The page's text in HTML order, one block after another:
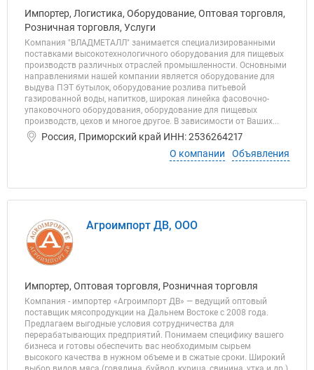
Импортер, Логистика, Оборудование, Оптовая торговля,
Розничная торговля, Услуги
Компания "ВЛАДМЕТАЛЛ" занимается специализированными
поставками высокотехнологичного оборудования для пищевых
производств различных отраслей промышленности. Основными
направлениями нашей компании является оборудование для
выдува ПЭТ бутылок, оборудование розлива питьевой
газированной воды, напитков, широкая линейка фасовочно-
упаковочного оборудования, оборудование для пищевых
производств, цехов и многое другое. В зависимости от Ваших...
Россия, Приморский край ИНН: 2536264217
О компании
Объявления
Агроимпорт ДВ, ООО
Импортер, Оптовая торговля, Розничная торговля
Компания - импортер «Агроимпорт ДВ» — ведущий оптовый
поставщик мясопродукции на Дальнем Востоке с 2008 года.
Предлагаем выгодные условия сотрудничества для
перерабатывающих предприятий. Понимаем специфику вашего
бизнеса и готовы обеспечить вас необходимым сырьем
высокого качества в нужном объеме и в сжатые сроки. Широкий